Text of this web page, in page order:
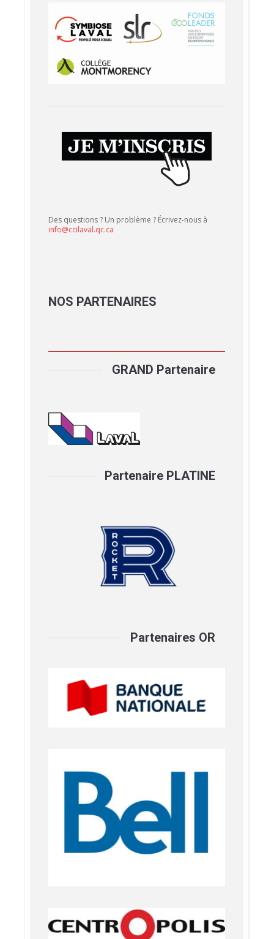
Des questions ? Un problème ? Écrivez-nous à
info@ccilaval.qc.ca
NOS PARTENAIRES
GRAND Partenaire
Partenaire PLATINE
Partenaires OR